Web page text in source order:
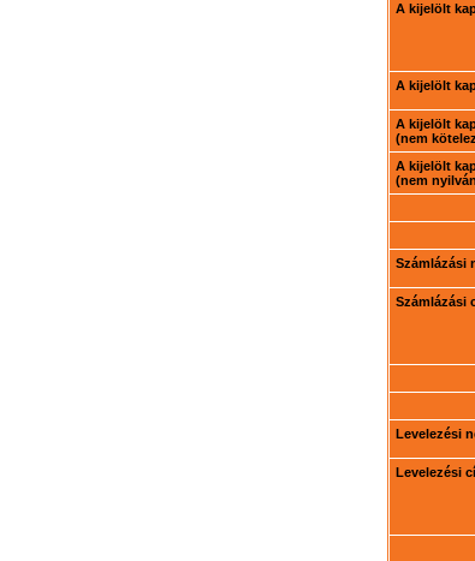
A kijelölt
A kijelölt
A kijelölt
(nem
A kijelölt
(nem
Számlázási
Számlázási
Levelezési
Levelezési